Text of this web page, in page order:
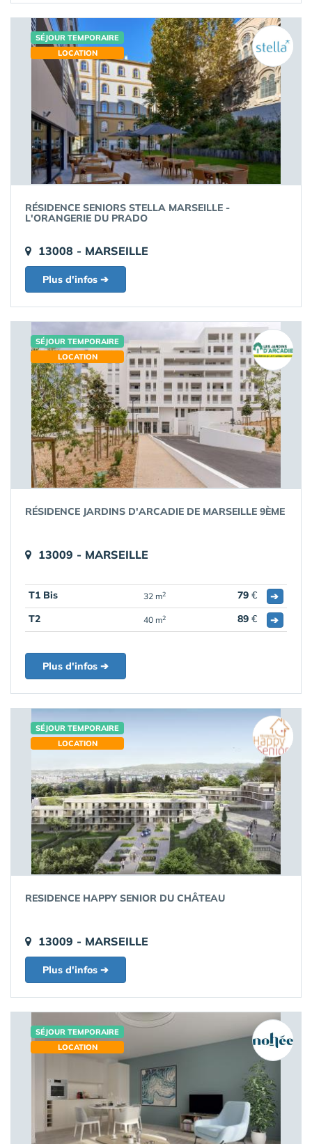
SÉJOUR TEMPORAIRE
LOCATION
RÉSIDENCE SENIORS STELLA MARSEILLE -
L'ORANGERIE DU PRADO
13008 - MARSEILLE
Plus d'infos ➔
SÉJOUR TEMPORAIRE
LOCATION
RÉSIDENCE JARDINS D'ARCADIE DE MARSEILLE 9ÈME
13009 - MARSEILLE
T1 Bis 32 m2 79 €
➔
T2
40 m2 89 € ➔
Plus d'infos ➔
SÉJOUR TEMPORAIRE
LOCATION
RESIDENCE HAPPY SENIOR DU CHÂTEAU
13009 - MARSEILLE
Plus d'infos ➔
SÉJOUR TEMPORAIRE
LOCATION